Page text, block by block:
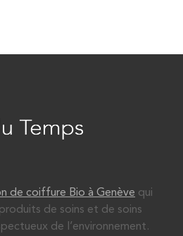
de coiffure Bio à Genève qui
de soins et de soins
de l’environnement.